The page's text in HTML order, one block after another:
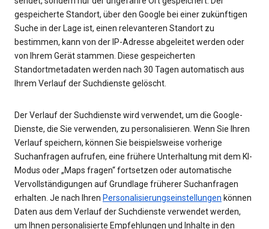
gespeicherte Standort, über den Google bei einer zukünftigen
Suche in der Lage ist, einen relevanteren Standort zu
bestimmen, kann von der IP-Adresse abgeleitet werden oder
von Ihrem Gerät stammen. Diese gespeicherten
Standortmetadaten werden nach 30 Tagen automatisch aus
Ihrem Verlauf der Suchdienste gelöscht.
Der Verlauf der Suchdienste wird verwendet, um die Google-
Dienste, die Sie verwenden, zu personalisieren. Wenn Sie Ihren
Verlauf speichern, können Sie beispielsweise vorherige
Suchanfragen aufrufen, eine frühere Unterhaltung mit dem KI-
Modus oder „Maps fragen“ fortsetzen oder automatische
Vervollständigungen auf Grundlage früherer Suchanfragen
erhalten. Je nach Ihren Personalisierungseinstellungen können
Daten aus dem Verlauf der Suchdienste verwendet werden,
um Ihnen personalisierte Empfehlungen und Inhalte in den